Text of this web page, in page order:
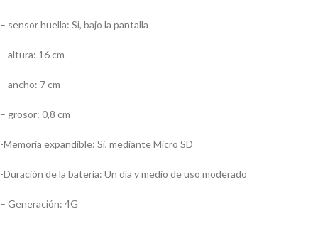
– sensor huella: Si, bajo la pantalla
– altura: 16 cm
– ancho: 7 cm
– grosor: 0,8 cm
-Memoria expandible: Si, mediante Micro SD
-Duración de la batería: Un día y medio de uso moderado
– Generación: 4G